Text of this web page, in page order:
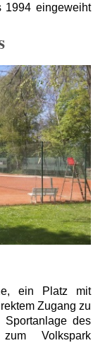
1994 eingeweiht
ein Platz mit
Zugang zu
Sportanlage des
zum Volkspark